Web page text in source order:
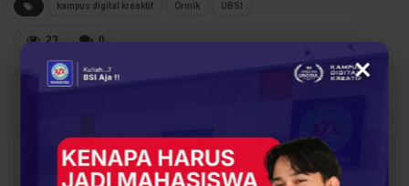
kampus digital kreaktif Ormik UBSI
0
23
Share Facebook Google+
Safika Rahman 1170 Posts 0
×